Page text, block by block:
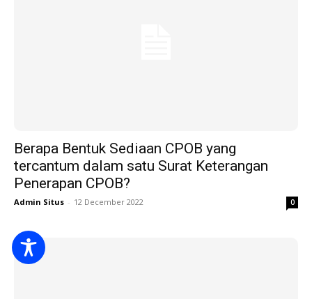
Berapa Bentuk Sediaan CPOB yang
tercantum dalam satu Surat Keterangan
Penerapan CPOB?
Admin Situs - 12 December 2022 0